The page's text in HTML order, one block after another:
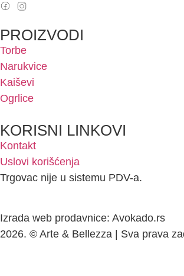
PROIZVODI
Torbe
Narukvice
Kaiševi
Ogrlice
KORISNI LINKOVI
Kontakt
Uslovi korišćenja
Trgovac nije u sistemu PDV-a.
Izrada web prodavnice: Avokado.rs
2026. © Arte & Bellezza | Sva prava